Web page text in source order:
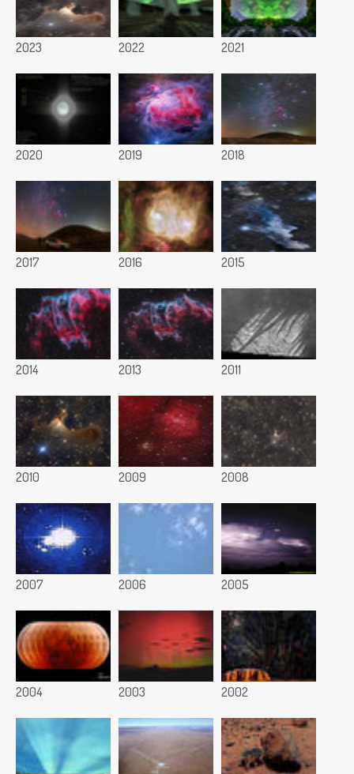
2023 2022 2021
2020 2019 2018
2017 2016 2015
2014 2013 2011
2010 2009 2008
2007 2006 2005
2004 2003 2002